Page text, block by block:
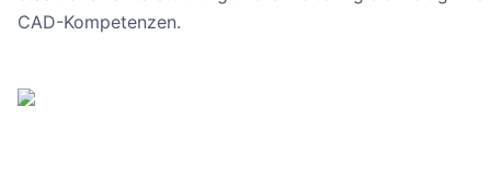
CAD-Kompetenzen.